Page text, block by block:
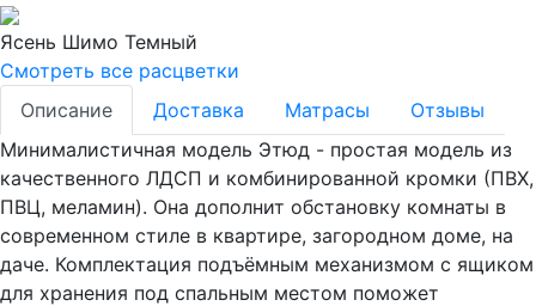
Ясень Шимо Темный
Смотреть все расцветки
Описание
Доставка Матрасы
Отзывы
Минималистичная модель Этюд - простая модель из
качественного ЛДСП и комбинированной кромки (ПВХ,
ПВЦ, меламин). Она дополнит обстановку комнаты в
современном стиле в квартире, загородном доме, на
даче. Комплектация подъёмным механизмом с ящиком
для хранения под спальным местом поможет